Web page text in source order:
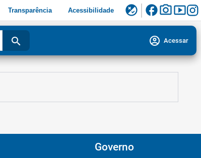
Transparência Acessibilidade flaky facebookphoto_camerasmart_display
search account_circle Acessar
Governo